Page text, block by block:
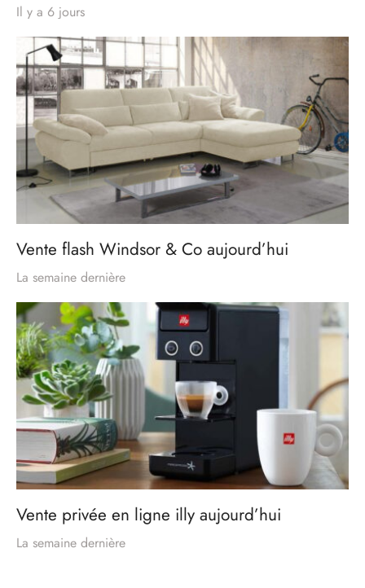
Il y a 6 jours
Vente flash Windsor & Co aujourd’hui
La semaine dernière
Vente privée en ligne illy aujourd’hui
La semaine dernière